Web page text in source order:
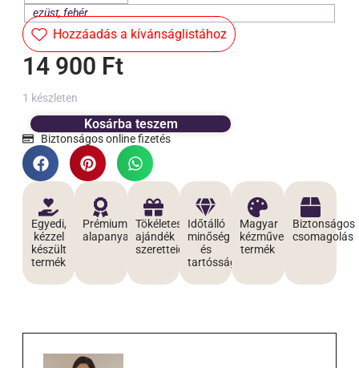
ezüst, fehér
Hozzáadás a kívánságlistához
14 900 Ft
1 készleten
Kosárba teszem
Biztonságos online fizetés
Egyedi,
kézzel
készült
termék
Prémium
alapanyagokból
Tökéletes
ajándék
szeretteidnek
Időtálló
minőség
és
tartósság
Magyar
kézműves
termék
Biztonságos
csomagolás